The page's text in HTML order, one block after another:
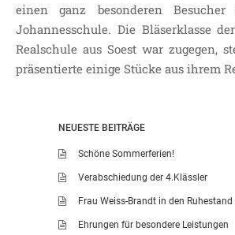
einen ganz besonderen
Johannesschule. Die Bläserklasse
Realschule aus Soest war zugegen,
präsentierte einige Stücke aus ihrem
NEUESTE BEITRÄGE
Schöne Sommerferien!
Verabschiedung der 4.Klässler
Frau Weiss-Brandt in den
Ehrungen für besondere Leistungen